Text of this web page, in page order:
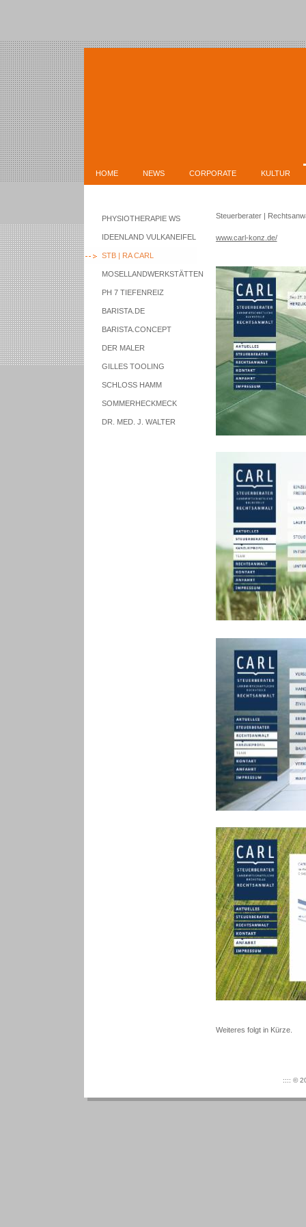
HOME NEWS CORPORATE KULTUR
PHYSIOTHERAPIE WS
IDEENLAND VULKANEIFEL
STB | RA CARL
MOSELLANDWERKSTÄTTEN
PH 7 TIEFENREIZ
BARISTA.DE
BARISTA.CONCEPT
DER MALER
GILLES TOOLING
SCHLOSS HAMM
SOMMERHECKMECK
DR. MED. J. WALTER
Steuerberater |
www.carl-konz.de/
Weiteres folgt in Kürze.
:::: ©